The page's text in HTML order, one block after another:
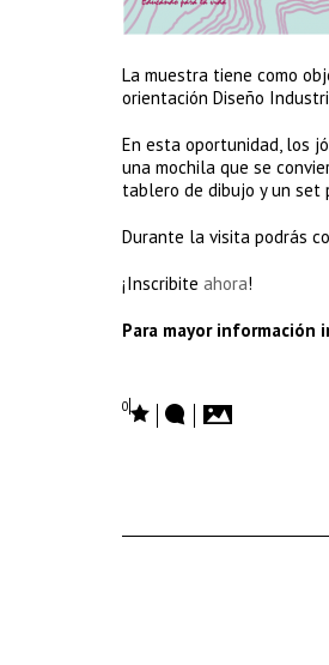
La muestra tiene como
orientación Diseño
En esta oportunidad, los
una mochila que se
tablero de dibujo y un set
Durante la visita podrás
¡Inscribite ahora!
Para mayor información
0